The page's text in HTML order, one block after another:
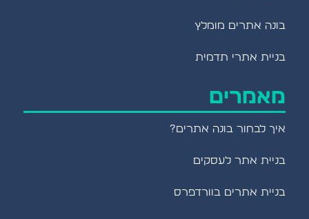
בונה אתרים מומלץ
בניית אתרי תדמית
מאמרים
איך לבחור בונה אתרים?
בניית אתר לעסקים
בניית אתרים בוורדפרס